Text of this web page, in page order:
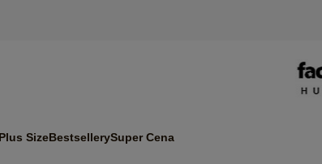
Plus SizeBestsellerySuper Cena